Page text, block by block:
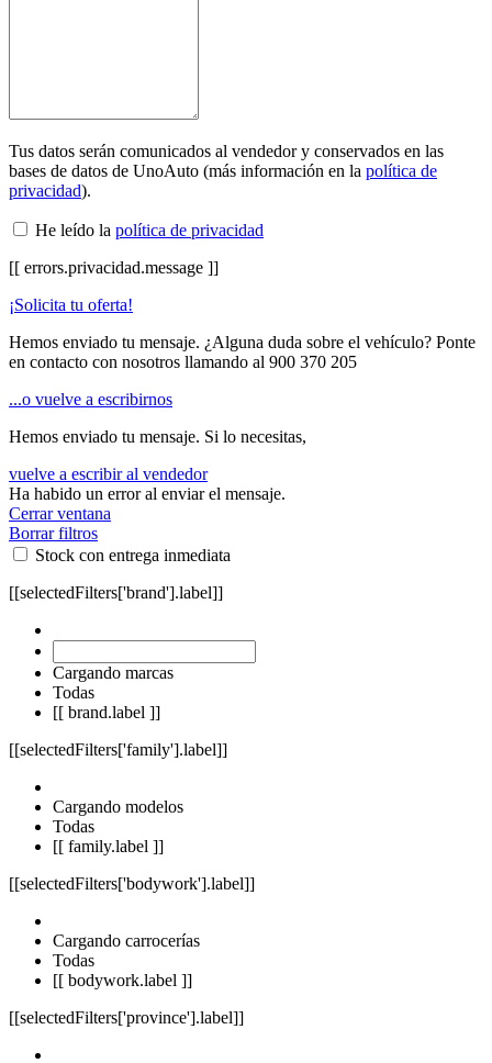
Tus datos serán comunicados al vendedor y conservados en las
bases de datos de UnoAuto (más información en la política de
privacidad).
He leído la política de privacidad
[[ errors.privacidad.message ]]
¡Solicita tu oferta!
Hemos enviado tu mensaje. ¿Alguna duda sobre el vehículo? Ponte
en contacto con nosotros llamando al 900 370 205
...o vuelve a escribirnos
Hemos enviado tu mensaje. Si lo necesitas,
vuelve a escribir al vendedor
Ha habido un error al enviar el mensaje.
Cerrar ventana
Borrar filtros
Stock con entrega inmediata
[[selectedFilters['brand'].label]]
Cargando marcas
Todas
[[ brand.label ]]
[[selectedFilters['family'].label]]
Cargando modelos
Todas
[[ family.label ]]
[[selectedFilters['bodywork'].label]]
Cargando carrocerías
Todas
[[ bodywork.label ]]
[[selectedFilters['province'].label]]